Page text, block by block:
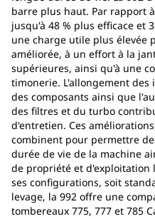
barre plus haut. Par rapport
jusqu'à 48 % plus efficace et
une charge utile plus élevée
améliorée, à un effort à la
supérieures, ainsi qu'à une
timonerie. L'allongement
des composants ainsi que
des filtres et du turbo
d'entretien. Ces
combinent pour permettre
durée de vie de la machine
de propriété et d'exploitation
ses configurations, soit
levage, la 992 offre une
tombereaux 775, 777 et 785